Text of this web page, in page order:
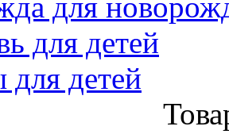
для детей
для детей